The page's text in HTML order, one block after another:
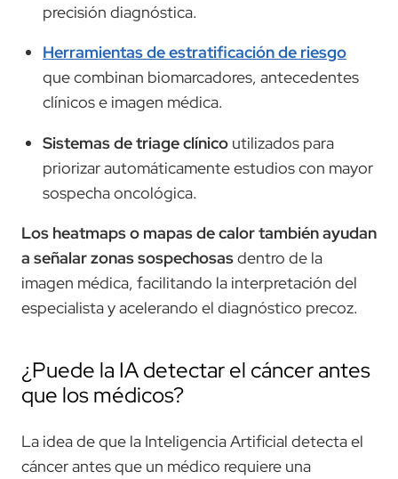
precisión diagnóstica.
Herramientas de estratificación de riesgo
que combinan biomarcadores, antecedentes
clínicos e imagen médica.
Sistemas de triage clínico utilizados para
priorizar automáticamente estudios con mayor
sospecha oncológica.
Los heatmaps o mapas de calor también ayudan
a señalar zonas sospechosasdentro de la
imagen médica, facilitando la interpretación del
especialista y acelerando el diagnóstico precoz.
¿Puede la IA detectar el cáncer antes
que los médicos?
La idea de que la Inteligencia Artificial detecta el
cáncer antes que un médico requiere una